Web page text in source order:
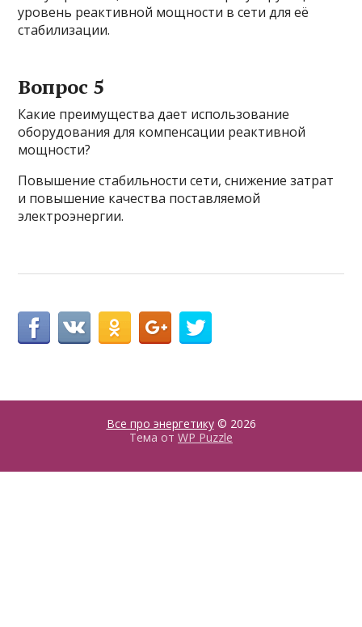
уровень реактивной мощности в сети для её
стабилизации.
Вопрос 5
Какие преимущества дает использование
оборудования для компенсации реактивной
мощности?
Повышение стабильности сети, снижение затрат
и повышение качества поставляемой
электроэнергии.
Все про энергетику© 2026
Тема от WP Puzzle